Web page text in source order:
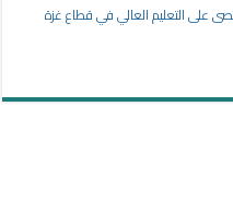
على التعليم العالي في قطاع غزة